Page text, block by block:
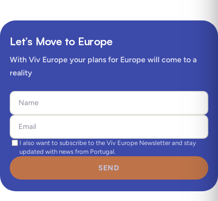
Let’s Move to Europe
With Viv Europe your plans for Europe will come to a
reality
I also want to subscribe to the Viv Europe Newsletter and stay
updated with news from Portugal.
SEND